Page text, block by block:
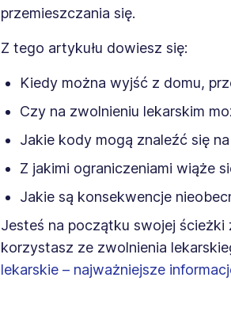
przemieszczania się.
Z tego artykułu dowiesz się:
Kiedy można wyjść z domu,
Czy na zwolnieniu lekarskim
Jakie kody mogą znaleźć się
Z jakimi ograniczeniami wiąże
Jakie są konsekwencje
Jesteś na początku swojej
korzystasz ze zwolnienia
lekarskie – najważniejsze